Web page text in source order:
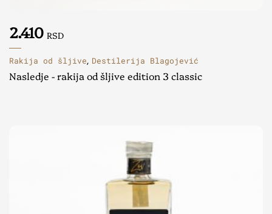
2.410 RSD
Rakija od šljive, Destilerija Blagojević
Nasledje - rakija od šljive edition 3 classic